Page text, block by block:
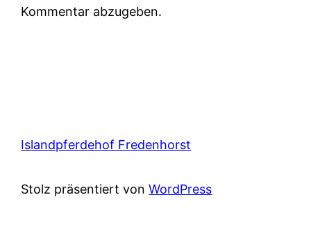
Kommentar abzugeben.
Islandpferdehof Fredenhorst
Stolz präsentiert vonWordPress